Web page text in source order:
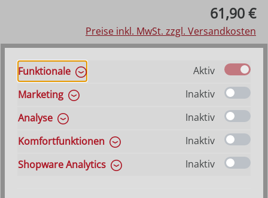
61,90 €
Preise inkl. MwSt. zzgl. Versandkosten
Vorraussichtlich lieferbar ab 21. August 2026
Produkt Anzahl: Gib den gewünschten
VERSANDKOSTENFREI (DE) AB 150,-*
Funktionale
Aktiv
Marketing
Inaktiv
Analyse
Inaktiv
Komfortfunktionen
Inaktiv
Shopware Analytics
Inaktiv